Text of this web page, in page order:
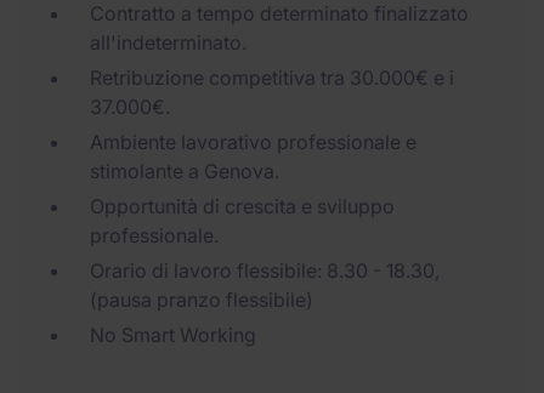
Contratto a tempo determinato finalizzato
all'indeterminato.
Retribuzione competitiva tra 30.000€ e i
37.000€.
Ambiente lavorativo professionale e
stimolante a Genova.
Opportunità di crescita e sviluppo
professionale.
Orario di lavoro flessibile: 8.30 - 18.30,
(pausa pranzo flessibile)
No Smart Working